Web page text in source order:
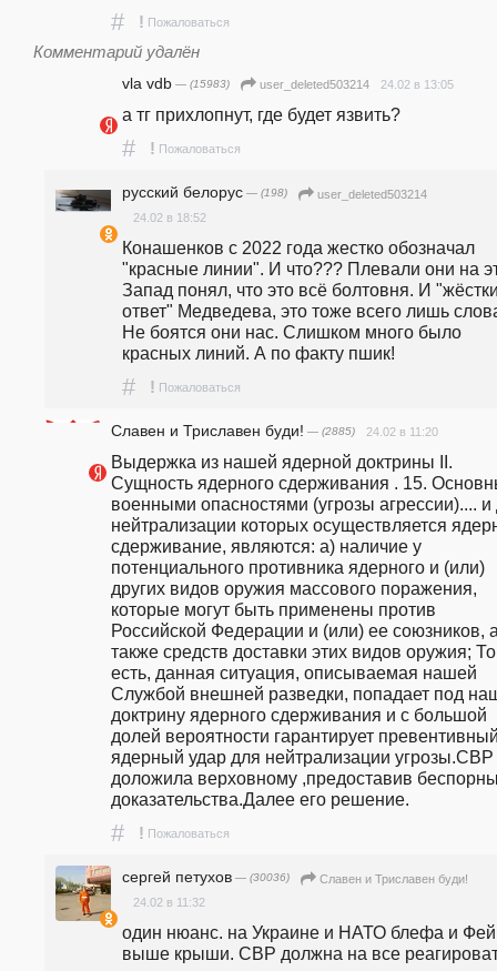
# ! Пожаловаться
Комментарий удалён
vla vdb — (15983) user_deleted503214 24.02 в 13:05
а тг прихлопнут, где будет язвить?
# ! Пожаловаться
русский белорус — (198)
user_deleted503214
24.02 в 18:52
Конашенков с 2022 года жестко обозначал
"красные линии". И что??? Плевали они на
Запад понял, что это всё болтовня. И
ответ" Медведева, это тоже всего лишь
Не боятся они нас. Слишком много было
красных линий. А по факту пшик!
# ! Пожаловаться
Славен и Триславен буди! — (2885) 24.02 в 11:20
Выдержка из нашей ядерной доктрины II.
Сущность ядерного сдерживания . 15.
военными опасностями (угрозы агрессии).... и
нейтрализации которых осуществляется
сдерживание, являются: а) наличие у
потенциального противника ядерного и (или)
других видов оружия массового поражения,
которые могут быть применены против
Российской Федерации и (или) ее союзников,
также средств доставки этих видов оружия; То
есть, данная ситуация, описываемая нашей
Службой внешней разведки, попадает под
доктрину ядерного сдерживания и с большой
долей вероятности гарантирует
ядерный удар для нейтрализации угрозы.СВР
доложила верховному ,предоставив
доказательства.Далее его решение.
# ! Пожаловаться
сергей петухов — (30036)
Славен и Триславен буди!
24.02 в 11:32
один нюанс. на Украине и НАТО блефа и
выше крыши. СВР должна на все